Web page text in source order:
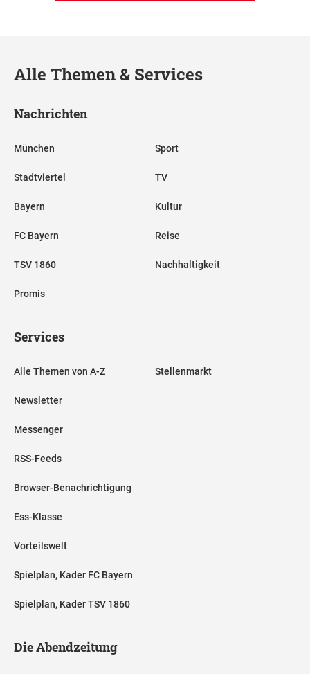
Alle Themen & Services
Nachrichten
München
Stadtviertel
Bayern
FC Bayern
TSV 1860
Promis
Sport
TV
Kultur
Reise
Nachhaltigkeit
Services
Alle Themen von A-Z
Newsletter
Messenger
RSS-Feeds
Browser-Benachrichtigung
Ess-Klasse
Vorteilswelt
Spielplan, Kader FC Bayern
Spielplan, Kader TSV 1860
Stellenmarkt
Die Abendzeitung